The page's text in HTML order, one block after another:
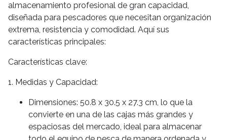
almacenamiento profesional de gran capacidad,
diseñada para pescadores que necesitan organización
extrema, resistencia y comodidad. Aquí sus
características principales:
Características clave:
1. Medidas y Capacidad:
Dimensiones: 50.8 x 30.5 x 27.3 cm, lo que la
convierte en una de las cajas más grandes y
espaciosas del mercado, ideal para almacenar